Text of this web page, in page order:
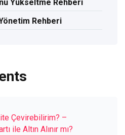
Yükseltme Rehberi
Rehberi
Çevirebilirim? –
ile Altın Alınır mı?